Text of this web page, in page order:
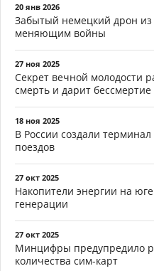
20 янв 2026
Забытый немецкий дрон из
меняющим войны
27 ноя 2025
Секрет вечной молодости
смерть и дарит бессмертие
18 ноя 2025
В России создали
поездов
27 окт 2025
Накопители энергии на
генерации
27 окт 2025
Минцифры предупредило
количества сим-карт